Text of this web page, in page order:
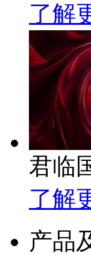
了解
君临
了解
产品